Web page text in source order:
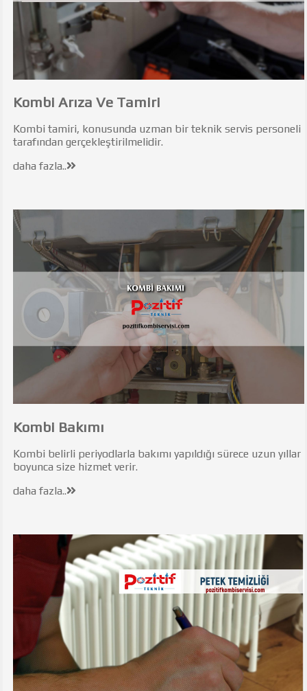
Kombi Arıza Ve Tamiri
Kombi tamiri, konusunda uzman bir teknik servis personeli
tarafından gerçekleştirilmelidir.
daha fazla..
Kombi Bakımı
Kombi belirli periyodlarla bakımı yapıldığı sürece uzun yıllar
boyunca size hizmet verir.
daha fazla..